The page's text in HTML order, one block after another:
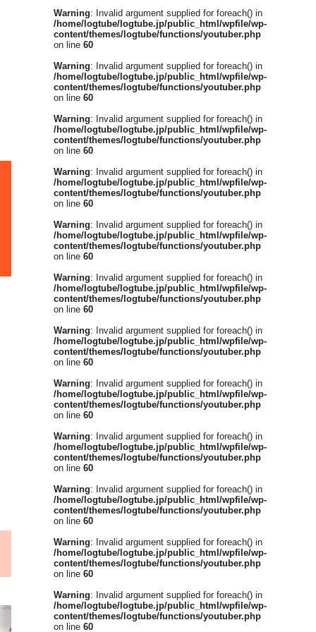
Warning: Invalid argument supplied for foreach() in
/home/logtube/logtube.jp/public_html/wpfile/wp-
content/themes/logtube/functions/youtuber.php
on line 60
Warning: Invalid argument supplied for foreach() in
/home/logtube/logtube.jp/public_html/wpfile/wp-
content/themes/logtube/functions/youtuber.php
on line 60
Warning: Invalid argument supplied for foreach() in
/home/logtube/logtube.jp/public_html/wpfile/wp-
content/themes/logtube/functions/youtuber.php
on line 60
Warning: Invalid argument supplied for foreach() in
/home/logtube/logtube.jp/public_html/wpfile/wp-
content/themes/logtube/functions/youtuber.php
on line 60
Warning: Invalid argument supplied for foreach() in
/home/logtube/logtube.jp/public_html/wpfile/wp-
content/themes/logtube/functions/youtuber.php
on line 60
Warning: Invalid argument supplied for foreach() in
/home/logtube/logtube.jp/public_html/wpfile/wp-
content/themes/logtube/functions/youtuber.php
on line 60
Warning: Invalid argument supplied for foreach() in
/home/logtube/logtube.jp/public_html/wpfile/wp-
content/themes/logtube/functions/youtuber.php
on line 60
Warning: Invalid argument supplied for foreach() in
/home/logtube/logtube.jp/public_html/wpfile/wp-
content/themes/logtube/functions/youtuber.php
on line 60
Warning: Invalid argument supplied for foreach() in
/home/logtube/logtube.jp/public_html/wpfile/wp-
content/themes/logtube/functions/youtuber.php
on line 60
Warning: Invalid argument supplied for foreach() in
/home/logtube/logtube.jp/public_html/wpfile/wp-
content/themes/logtube/functions/youtuber.php
on line 60
Warning: Invalid argument supplied for foreach() in
/home/logtube/logtube.jp/public_html/wpfile/wp-
content/themes/logtube/functions/youtuber.php
on line 60
Warning: Invalid argument supplied for foreach() in
/home/logtube/logtube.jp/public_html/wpfile/wp-
content/themes/logtube/functions/youtuber.php
on line 60